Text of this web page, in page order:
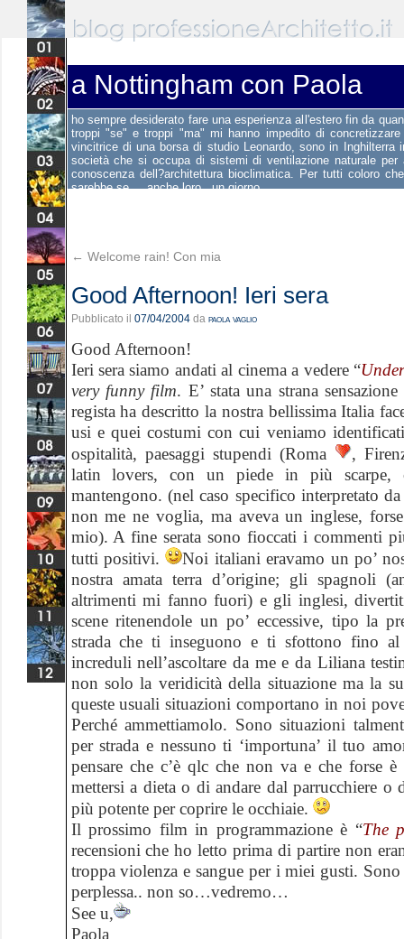
a Nottingham con Paola
← Welcome rain! Con mia
Good Afternoon! Ieri sera
Pubblicato il 07/04/2004 da paola vaglio
Good Afternoon!
Ieri sera siamo andati al cinema a vedere “
very funny film. E’ stata una strana
regista ha descritto la nostra bellissima Italia
usi e quei costumi con cui veniamo
ospitalità, paesaggi stupendi (Roma
,
latin lovers, con un piede in più scarpe,
mantengono. (nel caso specifico interpretato
non me ne voglia, ma aveva un inglese,
mio). A fine serata sono fioccati i commenti
tutti positivi.
Noi italiani eravamo un po’
nostra amata terra d’origine; gli spagnoli
altrimenti mi fanno fuori) e gli inglesi,
scene ritenendole un po’ eccessive, tipo la
strada che ti inseguono e ti sfottono fino al
increduli nell’ascoltare da me e da Liliana
non solo la veridicità della situazione ma la
queste usuali situazioni comportano in noi
Perché ammettiamolo. Sono situazioni
per strada e nessuno ti ‘importuna’ il tuo
pensare che c’è qlc che non va e che forse
mettersi a dieta o di andare dal parrucchiere o
più potente per coprire le occhiaie.
Il prossimo film in programmazione è “The
recensioni che ho letto prima di partire non
troppa violenza e sangue per i miei gusti.
perplessa.. non so…vedremo…
See u,
Paola
ho sempre desiderato fare una esperienza all'estero fin da
troppi "se" e troppi "ma" mi hanno impedito di
vincitrice di una borsa di studio Leonardo, sono in Inghilterra
società che si occupa di sistemi di ventilazione naturale per
conoscenza dell?architettura bioclimatica. Per tutti coloro
sarebbe se ....anche loro ..un giorno....